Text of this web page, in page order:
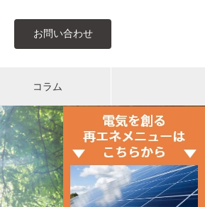
お問い合わせ
コラム